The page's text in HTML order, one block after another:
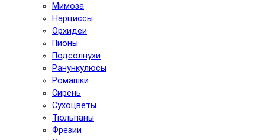
Мимоза
Нарциссы
Орхидеи
Пионы
Подсолнухи
Ранункулюсы
Ромашки
Сирень
Сухоцветы
Тюльпаны
Фрезии